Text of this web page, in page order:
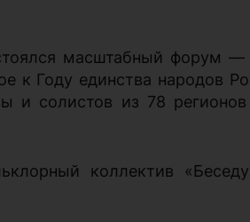
масштабный форум —
к Году единства народов
и солистов из 78
коллектив